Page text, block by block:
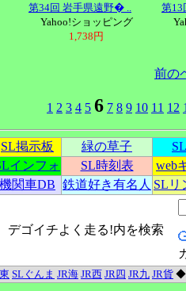
第34回 岩手県遠野� ..
Yahoo!ショッピング
1,738円
第13
前の
1 2 3 4 5 6 7 8 9 10 11 12
SL掲示板 緑の草子
インフォ SL時刻表
web
機関車DB 鉄道好き有名人 SLリ
デゴイチよく走る!内を検索
SLぐんま JR海 JR西 JR四 JR九 JR貨